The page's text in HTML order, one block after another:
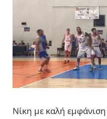
Νίκη με καλή